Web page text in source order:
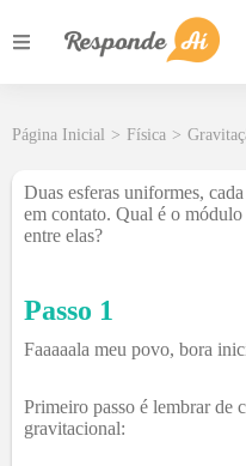
Página Inicial > Física >
Duas esferas uniformes,
em contato. Qual é o
entre elas?
Passo 1
Faaaaala meu povo, bora
Primeiro passo é lembrar de
gravitacional: